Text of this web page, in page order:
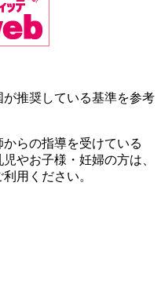
推奨している基準を参考
らの指導を受けている
やお子様・妊婦の方は、
用ください。